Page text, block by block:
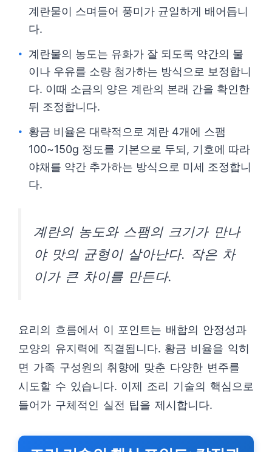
계란물이 스며들어 풍미가 균일하게 배어듭니
다.
계란물의 농도는 유화가 잘 되도록 약간의 물
이나 우유를 소량 첨가하는 방식으로 보정합니
다. 이때 소금의 양은 계란의 본래 간을 확인한
뒤 조정합니다.
황금 비율은 대략적으로 계란 4개에 스팸
100~150g 정도를 기본으로 두되, 기호에 따라
야채를 약간 추가하는 방식으로 미세 조정합니
다.
계란의 농도와 스팸의 크기가 만나
야 맛의 균형이 살아난다. 작은 차
이가 큰 차이를 만든다.
요리의 흐름에서 이 포인트는 배합의 안정성과
모양의 유지력에 직결됩니다. 황금 비율을 익히
면 가족 구성원의 취향에 맞춘 다양한 변주를
시도할 수 있습니다. 이제 조리 기술의 핵심으로
들어가 구체적인 실전 팁을 제시합니다.